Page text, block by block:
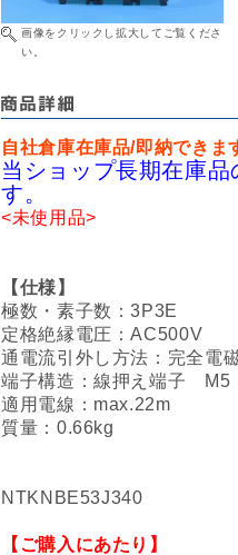
画像をクリックし拡大してご覧くださ
い。
自社倉庫在庫品/即納できま
当ショップ長期在庫
す。
<未使用品>
【仕様】
極数・素子数：3P3E
定格絶縁電圧：AC500V
通電流引外し方法：完全電
端子構造：線押え端子 M5
適用電線：max.22m
質量：0.66kg
NTKNBE53J340
【ご購入にあたり】